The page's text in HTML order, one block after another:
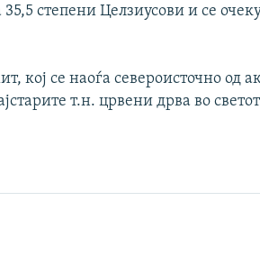
степени Целзиусови и се
кој се наоѓа североисточно од
т.н. црвени дрва во